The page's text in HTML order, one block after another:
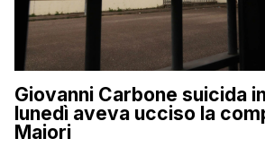
Giovanni Carbone suicida
lunedì aveva ucciso la
Maiori